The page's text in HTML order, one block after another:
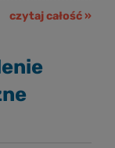
czytaj całość »